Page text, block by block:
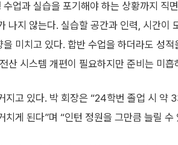
업과 실습을 포기해야 하는 상황까지 직
나지 않는다. 실습할 공간과 인력, 시간이
미치고 있다. 합반 수업을 하더라도 성
산 시스템 개편이 필요하지만 준비는 미흡
지고 있다. 박 회장은 “24학번 졸업 시
치게 된다”며 “인턴 정원을 그만큼 늘릴